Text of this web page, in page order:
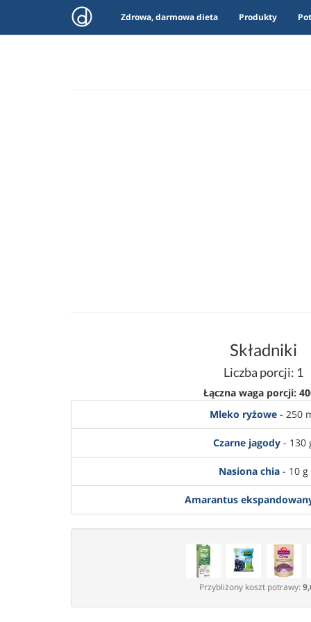
Zdrowa, darmowa dieta Produkty
Składniki
Liczba porcji: 1
Łączna waga porcji:
Mleko ryżowe - 250
Czarne jagody- 130
Nasiona chia - 10 g
Amarantus
Przybliżony koszt potrawy: